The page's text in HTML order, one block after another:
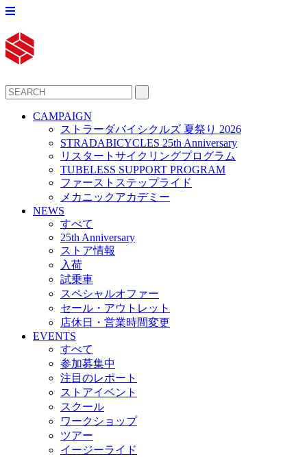
CAMPAIGN
ストラーダバイシクルズ 夏祭り 2026
STRADABICYCLES 25th Anniversary
リスタートサイクリングプログラム
TUBELESS SUPPORT PROGRAM
ファーストステップライド
メカニックアカデミー
NEWS
すべて
25th Anniversary
ストア情報
入荷
試乗車
スペシャルオファー
セール・アウトレット
店休日・営業時間変更
EVENTS
すべて
参加募集中
注目のレポート
ストアイベント
スクール
ワークショップ
ツアー
イージーライド